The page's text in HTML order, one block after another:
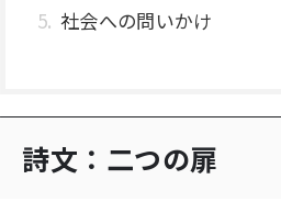
社会への問いかけ
詩文：二つの扉